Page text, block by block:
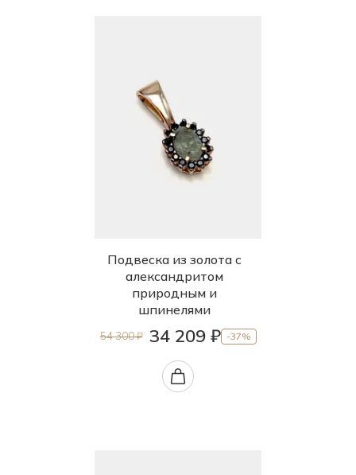
Подвеска из золота с
александритом
природным и
шпинелями
54 300 ₽ 34 209 ₽ -37%